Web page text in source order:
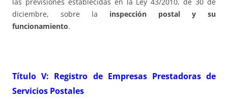
las previsiones establecidas en la Ley 43/2010, de 30 de
diciembre, sobre la inspección postal y su
funcionamiento.
Título V: Registro de Empresas Prestadoras de
Servicios Postales